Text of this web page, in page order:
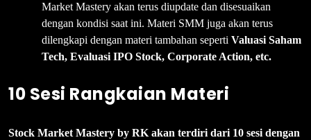
Market Mastery akan terus diupdate dan disesuaikan
dengan kondisi saat ini. Materi SMM juga akan terus
dilengkapi dengan materi tambahan seperti Valuasi Saham
Tech, Evaluasi IPO Stock, Corporate Action, etc.
10 Sesi Rangkaian Materi
Stock Market Mastery by RK akan terdiri dari 10 sesi dengan